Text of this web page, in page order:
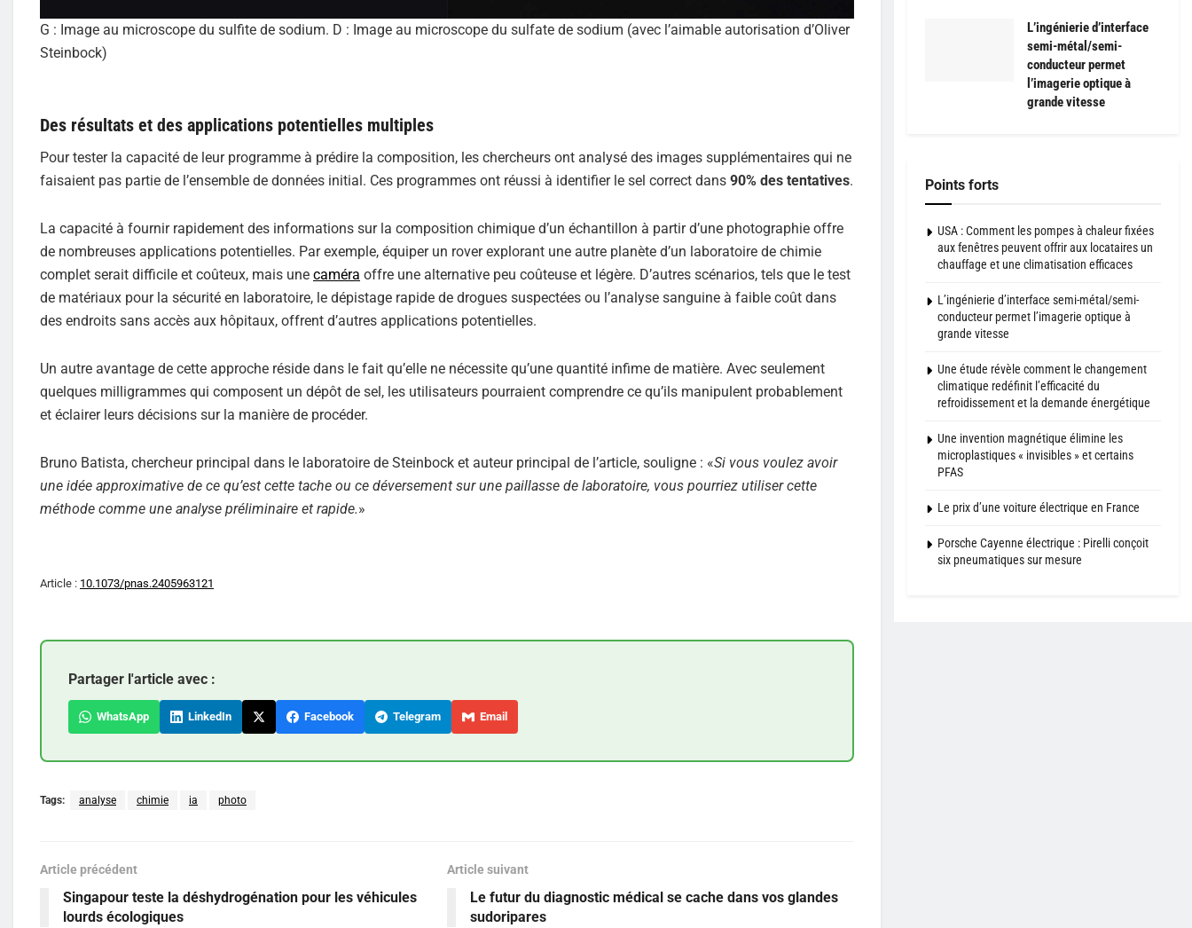
G : Image au microscope du sulfite de sodium. D : Image au microscope du sulfate de sodium (avec l’aimable autorisation d’Oliver
Steinbock)
Des résultats et des applications potentielles multiples
Pour tester la capacité de leur programme à prédire la composition, les chercheurs ont analysé des images supplémentaires qui ne
faisaient pas partie de l’ensemble de données initial. Ces programmes ont réussi à identifier le sel correct dans 90% des tentatives.
La capacité à fournir rapidement des informations sur la composition chimique d’un échantillon à partir d’une photographie offre
de nombreuses applications potentielles. Par exemple, équiper un rover explorant une autre planète d’un laboratoire de chimie
complet serait difficile et coûteux, mais une caméra offre une alternative peu coûteuse et légère. D’autres scénarios, tels que le test
de matériaux pour la sécurité en laboratoire, le dépistage rapide de drogues suspectées ou l’analyse sanguine à faible coût dans
des endroits sans accès aux hôpitaux, offrent d’autres applications potentielles.
Un autre avantage de cette approche réside dans le fait qu’elle ne nécessite qu’une quantité infime de matière. Avec seulement
quelques milligrammes qui composent un dépôt de sel, les utilisateurs pourraient comprendre ce qu’ils manipulent probablement
et éclairer leurs décisions sur la manière de procéder.
Bruno Batista, chercheur principal dans le laboratoire de Steinbock et auteur principal de l’article, souligne : «Si vous voulez avoir
une idée approximative de ce qu’est cette tache ou ce déversement sur une paillasse de laboratoire, vous pourriez utiliser cette
méthode comme une analyse préliminaire et rapide.»
Article : 10.1073/pnas.2405963121
Partager l'article avec :
WhatsApp LinkedIn Facebook Telegram Email
Tags: analyse chimie ia photo
Article précédent
Singapour teste la déshydrogénation pour les véhicules
lourds écologiques
Article suivant
Le futur du diagnostic médical se cache dans vos glandes
sudoripares
L’ingénierie d’interface
semi-métal/semi-
conducteur permet
l’imagerie optique à
grande vitesse
Points forts
USA : Comment les pompes à chaleur fixées
aux fenêtres peuvent offrir aux locataires un
chauffage et une climatisation efficaces
L’ingénierie d’interface semi-métal/semi-
conducteur permet l’imagerie optique à
grande vitesse
Une étude révèle comment le changement
climatique redéfinit l’efficacité du
refroidissement et la demande énergétique
Une invention magnétique élimine les
microplastiques « invisibles » et certains
PFAS
Le prix d’une voiture électrique en France
Porsche Cayenne électrique : Pirelli conçoit
six pneumatiques sur mesure